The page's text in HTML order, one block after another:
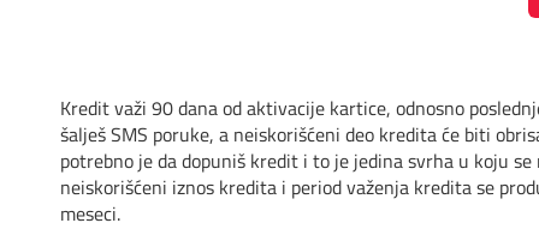
Kredit važi 90 dana od aktivacije kartice, odnosno
šalješ SMS poruke, a neiskorišćeni deo kredita će biti
potrebno je da dopuniš kredit i to je jedina svrha u koju
neiskorišćeni iznos kredita i period važenja kredita se
meseci.